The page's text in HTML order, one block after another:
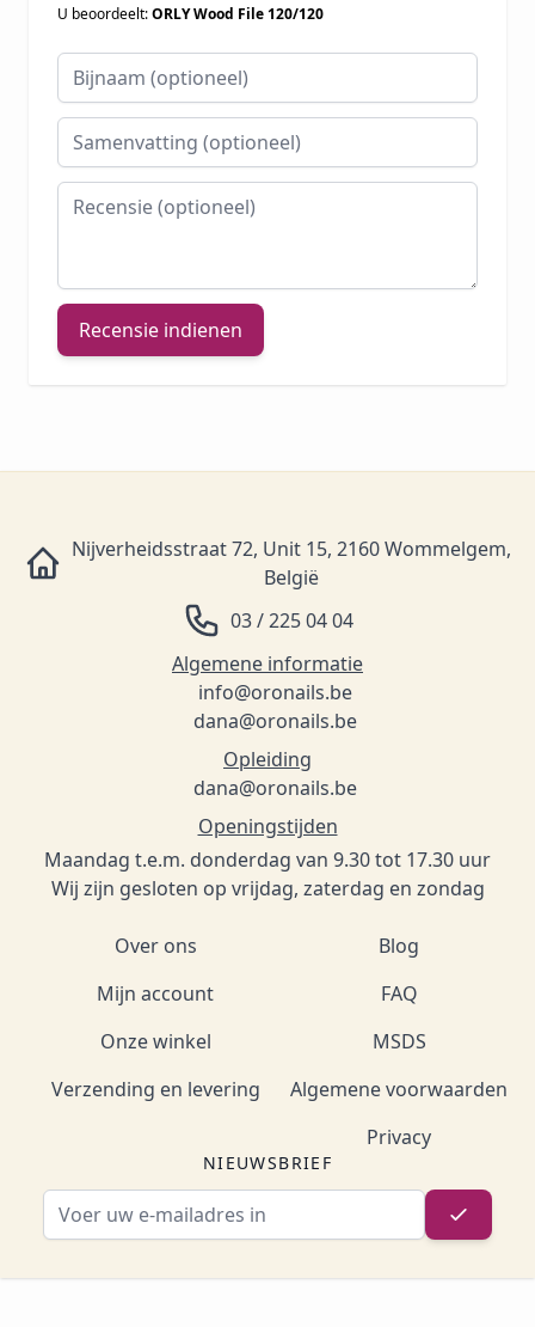
U beoordeelt: ORLY Wood File 120/120
Bijnaam
Samenvatting
Recensie
Recensie indienen
Nijverheidsstraat 72, Unit 15, 2160 Wommelgem,
België
03 / 225 04 04
Algemene informatie
info@oronails.be
dana@oronails.be
Opleiding
dana@oronails.be
Openingstijden
Maandag t.e.m. donderdag van 9.30 tot 17.30 uur
Wij zijn gesloten op vrijdag, zaterdag en zondag
Over ons
Mijn account
Onze winkel
Verzending en levering
Blog
FAQ
MSDS
Algemene voorwaarden
Privacy
NIEUWSBRIEF